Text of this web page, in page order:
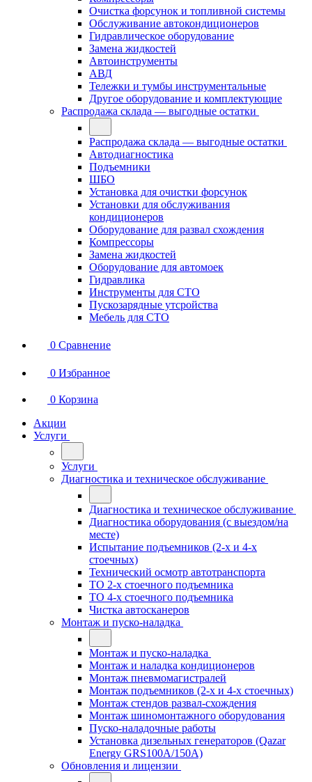
Очистка форсунок и топливной системы
Обслуживание автокондиционеров
Гидравлическое оборудование
Замена жидкостей
Автоинструменты
АВД
Тележки и тумбы инструментальные
Другое оборудование и комплектующие
Распродажа склада — выгодные остатки
Распродажа склада — выгодные остатки
Автодиагностика
Подъемники
ШБО
Установка для очистки форсунок
Установки для обслуживания
кондиционеров
Оборудование для развал схождения
Компрессоры
Замена жидкостей
Оборудование для автомоек
Гидравлика
Инструменты для СТО
Пускозарядные утсройства
Мебель для СТО
0 Сравнение
0 Избранное
0 Корзина
Акции
Услуги
Услуги
Диагностика и техническое обслуживание
Диагностика и техническое обслуживание
Диагностика оборудования (с выездом/на
месте)
Испытание подъемников (2-х и 4-х
стоечных)
Технический осмотр автотранспорта
ТО 2-х стоечного подъемника
ТО 4-х стоечного подъемника
Чистка автосканеров
Монтаж и пуско-наладка
Монтаж и пуско-наладка
Монтаж и наладка кондиционеров
Монтаж пневмомагистралей
Монтаж подъемников (2-х и 4-х стоечных)
Монтаж стендов развал-схождения
Монтаж шиномонтажного оборудования
Пуско-наладочные работы
Установка дизельных генераторов (Qazar
Energy GRS100A/150A)
Обновления и лицензии